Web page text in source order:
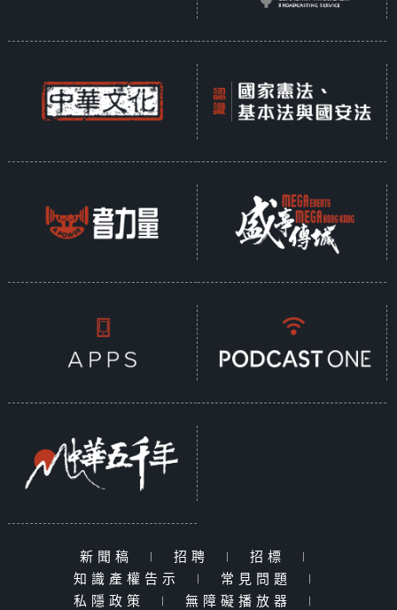
新聞稿 | 招聘 | 招標
|
知識產權告示
| 常見問題
|
私隱政策
| 無障礙播放器 |